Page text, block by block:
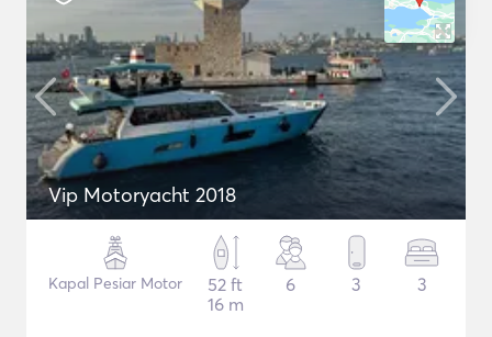
Vip Motoryacht 2018
Kapal Pesiar Motor
52 ft
16 m
6 3 3